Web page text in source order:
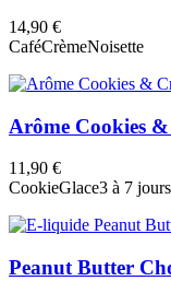
14,90 €
CaféCrèmeNoisette
Arôme Cookies
11,90 €
CookieGlace3 à 7 jours
Peanut Butter